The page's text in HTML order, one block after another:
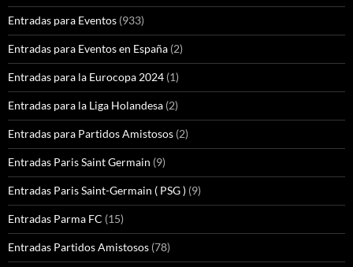
Entradas para Eventos (933)
Entradas para Eventos en España (2)
Entradas para la Eurocopa 2024 (1)
Entradas para la Liga Holandesa (2)
Entradas para Partidos Amistosos (2)
Entradas Paris Saint Germain (9)
Entradas Paris Saint-Germain ( PSG ) (9)
Entradas Parma FC (15)
Entradas Partidos Amistosos (78)